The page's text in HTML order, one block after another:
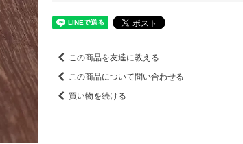
この商品を友達に教える
この商品について問い合わせる
買い物を続ける